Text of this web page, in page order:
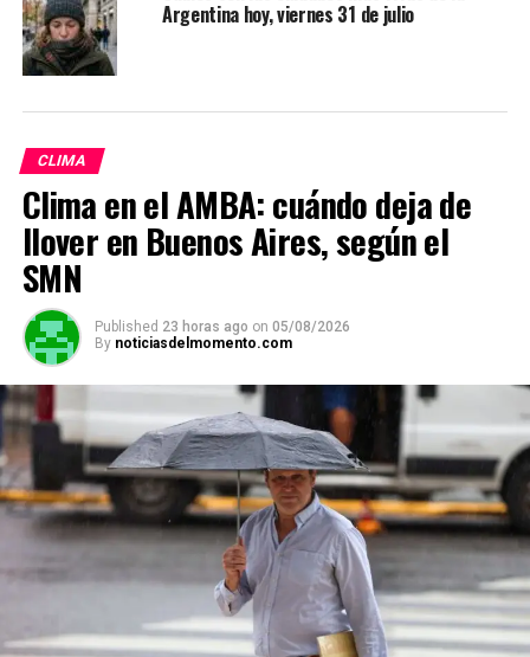
Argentina hoy, viernes 31 de julio
CLIMA
Clima en el AMBA: cuándo deja de
llover en Buenos Aires, según el
SMN
Published 23 horas ago on 05/08/2026
By noticiasdelmomento.com